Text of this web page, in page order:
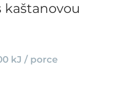
kaštanovou
kJ / porce